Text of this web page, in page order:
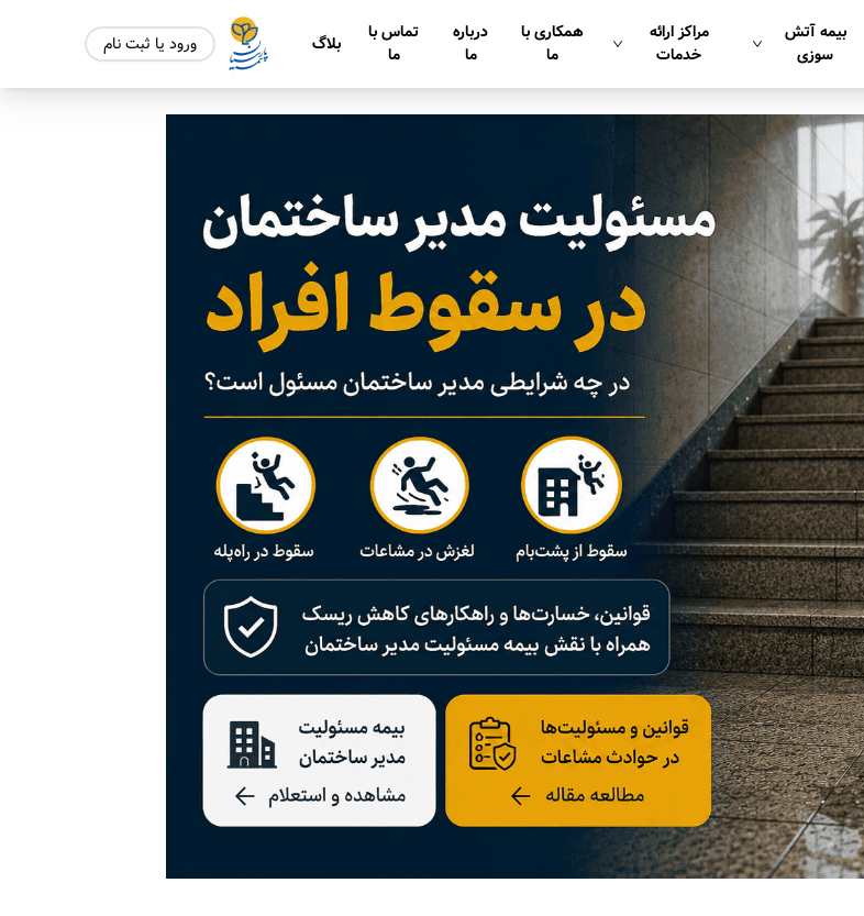
بیمه آتش
سوزی
مراکز ارائه
خدمات
همکاری با
ما
درباره
ما
تماس با
ما
بلاگ ورود یا ثبت نام